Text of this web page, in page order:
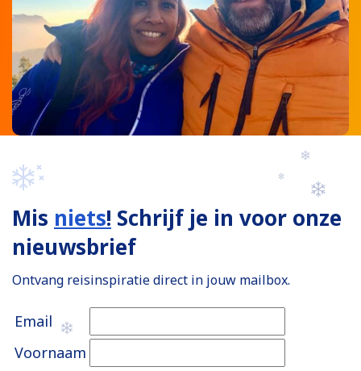
Mis niets! Schrijf je in voor onze
nieuwsbrief
Ontvang reisinspiratie direct in jouw mailbox.
Email
Voornaam